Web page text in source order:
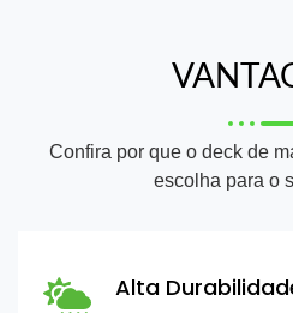
Confira por que o deck de
escolha para o
Alta